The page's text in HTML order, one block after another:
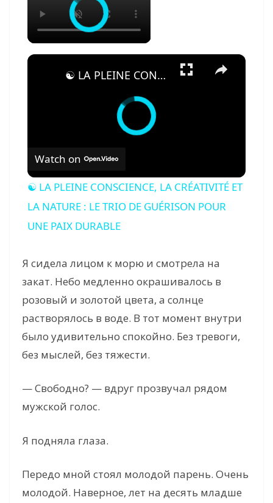
×
☯ LA PLEINE CONSCIENCE, LA CRÉATIVITÉ ET LA NATURE : LE TRIO DE GUÉRISON POUR UNE PAIX DURABLE
Watch on
☯ LA PLEINE CONSCIENCE, LA CRÉATIVITÉ ET
LA NATURE : LE TRIO DE GUÉRISON POUR
UNE PAIX DURABLE
Я сидела лицом к морю и смотрела на
закат. Небо медленно окрашивалось в
розовый и золотой цвета, а солнце
растворялось в воде. В тот момент внутри
было удивительно спокойно. Без тревоги,
без мыслей, без тяжести.
— Свободно? — вдруг прозвучал рядом
мужской голос.
Я подняла глаза.
Передо мной стоял молодой парень. Очень
молодой. Наверное, лет на десять младше